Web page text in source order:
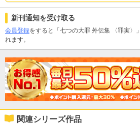
新刊通知を受け取る
会員登録をすると「七つの大罪 外伝集 〈罪実〉
れます。
関連シリーズ作品